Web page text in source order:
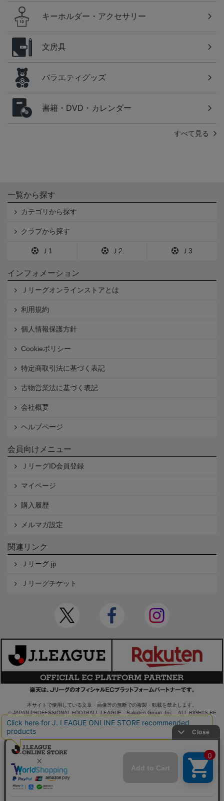
キーホルダー・アクセサリー
文房具
バラエティグッズ
書籍・DVD・カレンダー
すべて見る
一覧から探す
カテゴリから探す
クラブから探す
Ｊ1 Ｊ2 Ｊ3
インフォメーション
Ｊリーグオンラインストアとは
利用規約
個人情報保護方針
Cookieポリシー
特定商取引法に基づく表記
古物営業法に基づく表記
会社概要
ヘルプページ
会員向けメニュー
ＪリーグID会員登録
マイページ
購入履歴
メルマガ設定
関連リンク
Ｊリーグ.jp
Ｊリーグチケット
本サイトで使用している文章・画像等の無断での複製・転載を禁止します。
© JAPAN PROFESSIONAL FOOTBALL LEAGUE Rakuten Group, Inc. ALL RIGHTS RE
SERVED.